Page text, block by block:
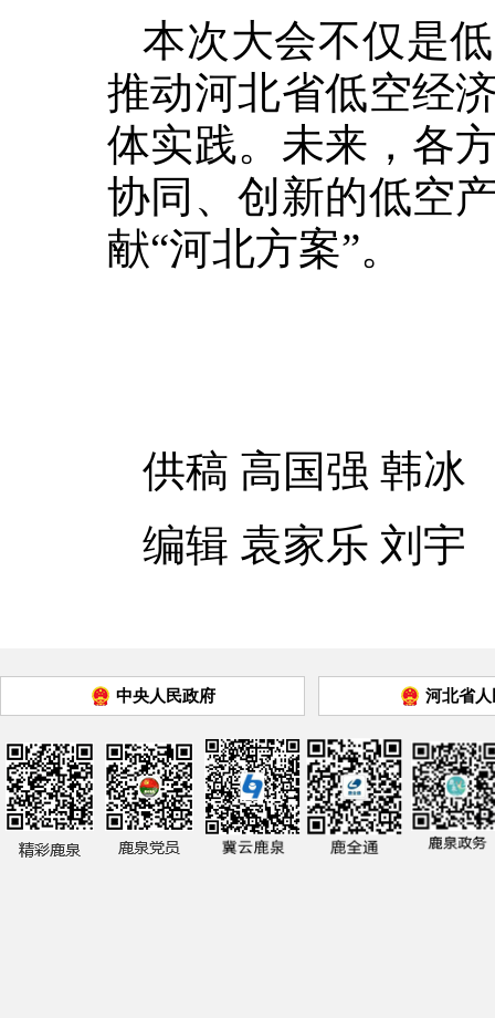
本次大会不仅是
推动河北省低空经
体实践。未来，各
协同、创新的低空
献“河北方案”。
供稿 高国强 韩冰
编辑 袁家乐 刘宇